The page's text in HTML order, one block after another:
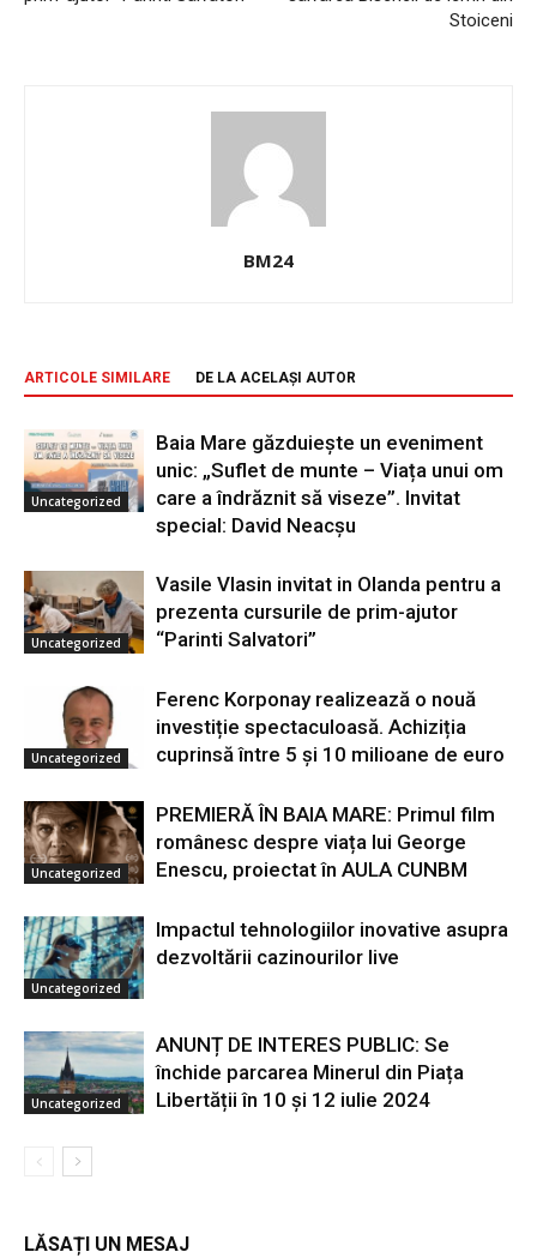
Stoiceni
BM24
ARTICOLE SIMILARE DE LA ACELAȘI AUTOR
Uncategorized
Baia Mare găzduiește un eveniment
unic: „Suflet de munte – Viața unui om
care a îndrăznit să viseze”. Invitat
special: David Neacșu
Uncategorized
Vasile Vlasin invitat in Olanda pentru a
prezenta cursurile de prim-ajutor
“Parinti Salvatori”
Uncategorized
Ferenc Korponay realizează o nouă
investiție spectaculoasă. Achiziția
cuprinsă între 5 și 10 milioane de euro
Uncategorized
PREMIERĂ ÎN BAIA MARE: Primul film
românesc despre viața lui George
Enescu, proiectat în AULA CUNBM
Uncategorized
Impactul tehnologiilor inovative asupra
dezvoltării cazinourilor live
Uncategorized
ANUNȚ DE INTERES PUBLIC: Se
închide parcarea Minerul din Piața
Libertății în 10 și 12 iulie 2024
LĂSAȚI UN MESAJ